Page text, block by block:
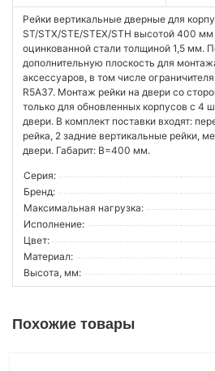
Рейки вертикальные дверные для
ST/STX/STE/STEX/STH высотой 400
оцинкованной стали толщиной 1,5 мм.
дополнительную плоскость для
аксессуаров, в том числе
R5A37. Монтаж рейки на двери со
только для обновленных корпусов с 4
двери. В комплект поставки входят:
рейка, 2 задние вертикальные рейки,
двери. Габарит: В=400 мм.
Серия:
Бренд:
Максимальная нагрузка:
Исполнение:
Цвет:
Материал:
Высота, мм:
Похожие товары